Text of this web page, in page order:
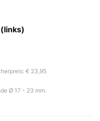
€ 23,95
Ø 17 - 23 mm.